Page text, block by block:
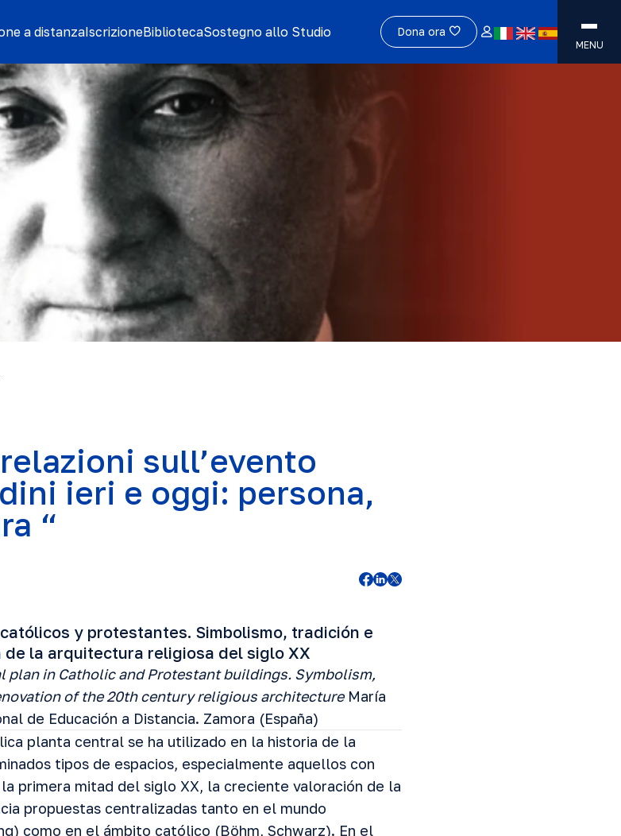
a distanzaIscrizioneBibliotecaSostegno allo Studio Dona ora
MENU
sull’evento
ieri e oggi: persona,
“
y protestantes. Simbolismo, tradición e
de la arquitectura religiosa del siglo XX
plan in Catholic and Protestant buildings. Symbolism,
of the 20th century religious architecture María
de Educación a Distancia. Zamora (España)
planta central se ha utilizado en la historia de la
tipos de espacios, especialmente aquellos con
primera mitad del siglo XX, la creciente valoración de la
propuestas centralizadas tanto en el mundo
como en el ámbito católico (Böhm, Schwarz). En el